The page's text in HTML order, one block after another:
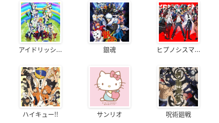
アイドリッシ... 銀魂 ヒプノシスマ...
ハイキュー!! サンリオ 呪術廻戦